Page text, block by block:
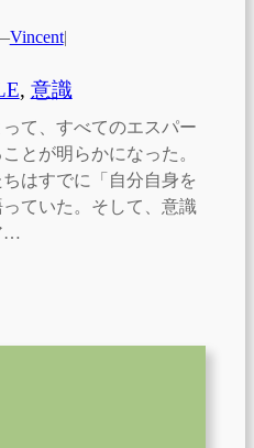
Vincent|
, 意識
て、すべてのエスパー
とが明らかになった。
はすでに「自分自身を
ていた。そして、意識
…